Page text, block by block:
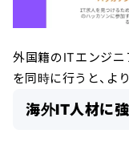
外国籍のITエンジニ
を同時に行うと、よ
海外IT人材に